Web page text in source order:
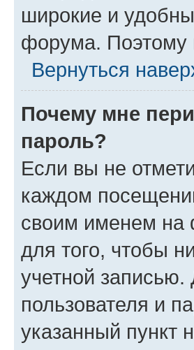
широкие и
форума. Поэтому
Вернуться
Почему мне
пароль?
Если вы не
каждом
своим именем на
для того, чтобы
учетной
пользователя и
указанный пункт